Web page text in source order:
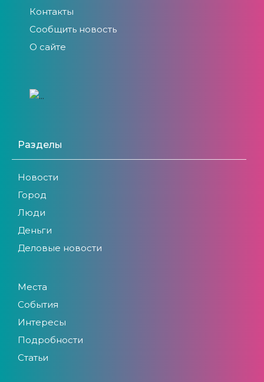
Контакты
Сообщить новость
О сайте
Разделы
Новости
Город
Люди
Деньги
Деловые новости
Места
События
Интересы
Подробности
Статьи